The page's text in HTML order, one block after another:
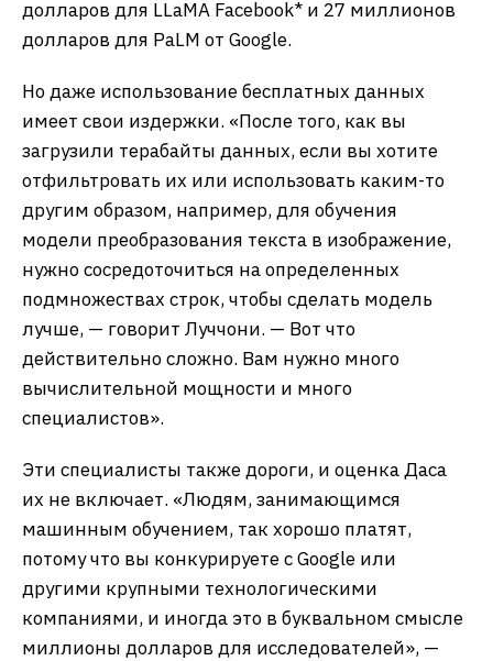
долларов для LLaMA Facebook* и 27 миллионов
долларов для PaLM от Google.
Но даже использование бесплатных данных
имеет свои издержки. «После того, как вы
загрузили терабайты данных, если вы хотите
отфильтровать их или использовать каким-то
другим образом, например, для обучения
модели преобразования текста в изображение,
нужно сосредоточиться на определенных
подмножествах строк, чтобы сделать модель
лучше, — говорит Луччони. — Вот что
действительно сложно. Вам нужно много
вычислительной мощности и много
специалистов».
Эти специалисты также дороги, и оценка Даса
их не включает. «Людям, занимающимся
машинным обучением, так хорошо платят,
потому что вы конкурируете с Google или
другими крупными технологическими
компаниями, и иногда это в буквальном смысле
миллионы долларов для исследователей», —